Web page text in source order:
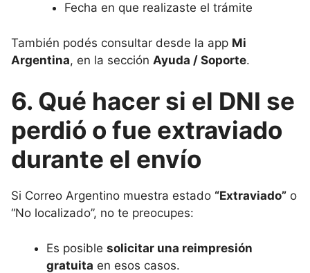
Fecha en que realizaste el trámite
También podés consultar desde la app Mi
Argentina, en la sección Ayuda / Soporte.
6. Qué hacer si el DNI se
perdió o fue extraviado
durante el envío
Si Correo Argentino muestra estado “Extraviado” o
“No localizado”, no te preocupes:
Es posible solicitar una reimpresión
gratuita en esos casos.